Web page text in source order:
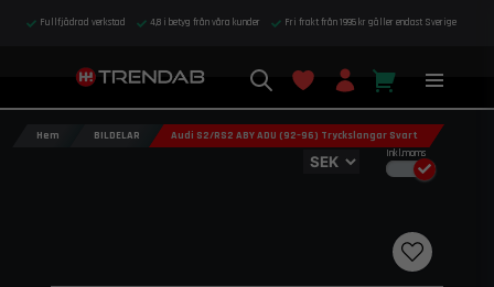
Fullfjädrad verkstad 4,8 i betyg från våra kunder Fri frakt från 1995 kr gäller endast Sverige
Inkl.moms
Hem BILDELAR Audi S2/RS2 ABY ADU (92–96) Tryckslangar Svart